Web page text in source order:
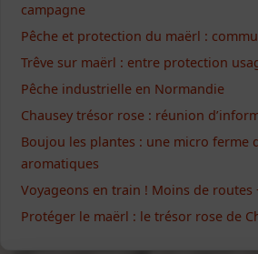
campagne
Pêche et protection du maërl :
Trêve sur maërl : entre protection
Pêche industrielle en Normandie
Chausey trésor rose : réunion
Boujou les plantes : une micro ferme
aromatiques
Voyageons en train ! Moins de routes
Protéger le maërl : le trésor rose de